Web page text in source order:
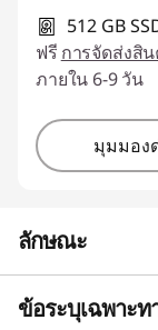
512 GB
ฟรี การจัดส่งสิ
ภายใน 6-9 วัน
มุมมอง
ลักษณะ
ปลดป
ข้อระบุเฉพาะท